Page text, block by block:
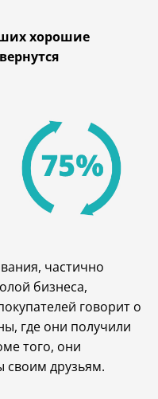
хорошие
частично
бизнеса,
говорит о
где они получили
того, они
своим друзьям.